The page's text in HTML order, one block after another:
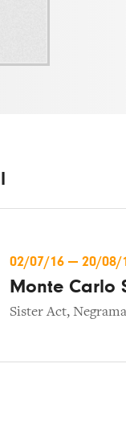
02/07/16 — 20/08/
Monte Carlo
Sister Act,